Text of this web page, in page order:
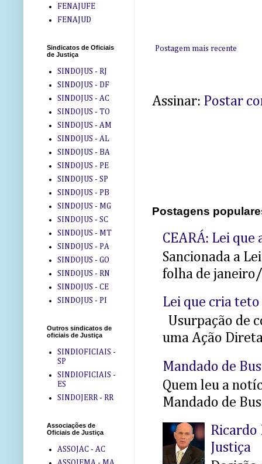
Postagem mais recente
Assinar: Postar
Postagens
CEARÁ: Lei
Sancionada a
folha de
Lei que cria
Usurpação de
uma Ação
Mandado de
Quem leu a
Mandado de
Ricardo
Justiça
FENAJUFE
FENAJUD
Sindicatos de Oficiais
de Justiça
SINDOJUS - RJ
SINDOJUS - DF
SINDOJUS - AC
SINDOJUS - TO
SINDOJUS - AM
SINDOJUS - AL
SINDOJUS - BA
SINDOJUS - PE
SINDOJUS - SP
SINDOJUS - PB
SINDOJUS - MG
SINDOJUS - SC
SINDOJUS - MT
SINDOJUS - PA
SINDOJUS - GO
SINDOJUS - RN
SINDOJUS - CE
SINDOJUS - PI
Outros sindicatos de
oficiais de Justiça
SINDIOFICIAIS -
SP
SINDIOFICIAIS -
ES
SINDOJERR - RR
Associações de
Oficiais de Justiça
ASSOJAC - AC